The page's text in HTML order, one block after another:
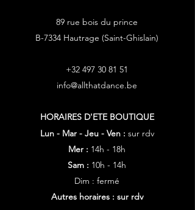
89 rue bois du prince
B-7334 Hautrage (Saint-Ghislain)
+32 497 30 81 51
info@allthatdance.be
HORAIRES D'ETE BOUTIQUE
Lun - Mar - Jeu - Ven : sur rdv
Mer : 14h - 18h
Sam : 10h - 14h
Dim : fermé
Autres horaires : sur rdv